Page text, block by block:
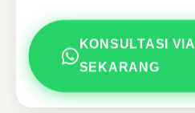
KONSULTASI
SEKARANG